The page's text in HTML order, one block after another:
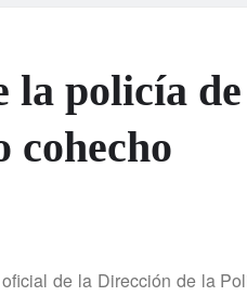
la policí­a
cohecho
de la Dirección de la